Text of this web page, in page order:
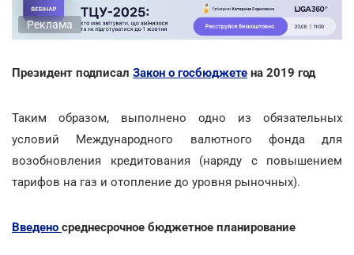
Реклама
Президент подписал Закон о госбюджете на 2019 год
Таким образом, выполнено одно из обязательных
условий Международного валютного фонда для
возобновления кредитования (наряду с повышением
тарифов на газ и отопление до уровня рыночных).
Введено среднесрочное бюджетное планирование